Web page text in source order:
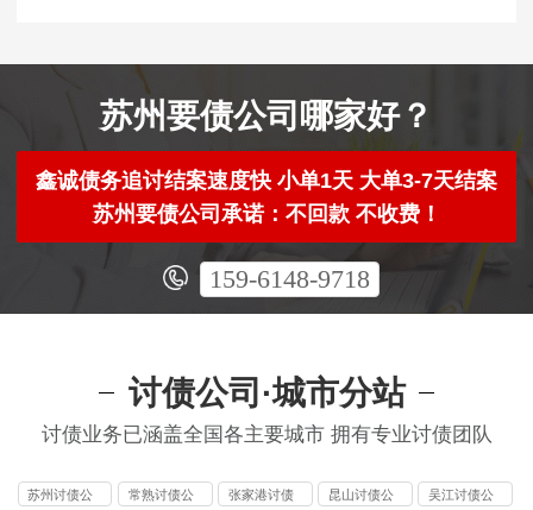
苏州要债公司哪家好？
鑫诚债务追讨结案速度快 小单1天 大单3-7天结案
苏州要债公司承诺：不回款 不收费！
159-6148-9718
讨债公司·城市分站
讨债业务已涵盖全国各主要城市 拥有专业讨债团队
苏州讨债公
常熟讨债公
张家港讨债
昆山讨债公
吴江讨债公